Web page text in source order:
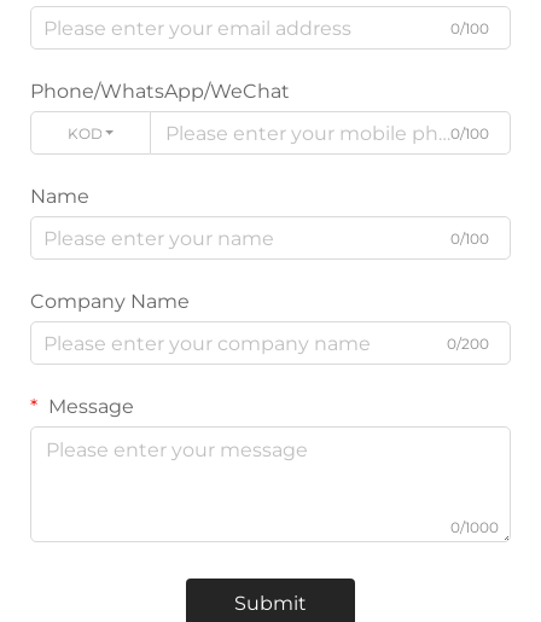
0/100
Phone/WhatsApp/WeChat
KODE 0/100
Name
0/100
Company Name
0/200
Message
0/1000
Submit